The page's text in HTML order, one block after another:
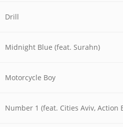
Drill
Midnight Blue (feat. Surahn)
Motorcycle Boy